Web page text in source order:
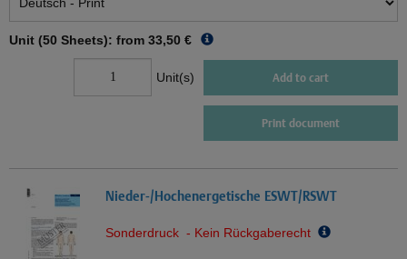
Unit (50 Sheets): from 33,50 €
Unit(s) Add to cart
Print document
Nieder-/Hochenergetische ESWT/RSWT
Sonderdruck - Kein Rückgaberecht